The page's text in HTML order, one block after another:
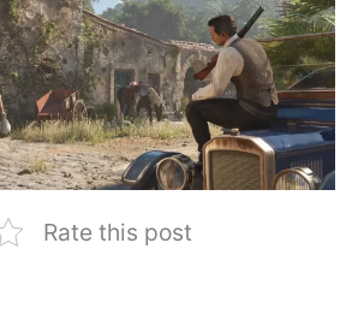
Rate this post